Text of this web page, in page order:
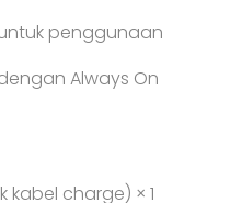
penggunaan
Always On
kabel charge) × 1